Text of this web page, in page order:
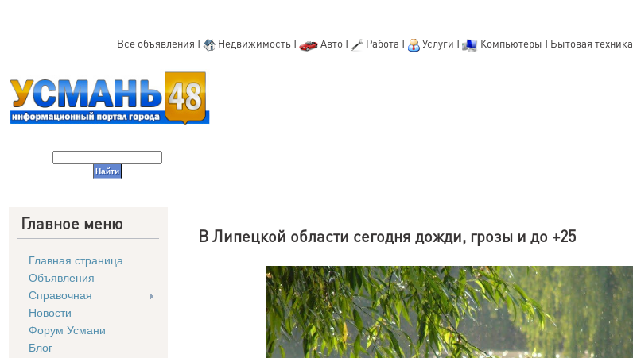
Все объявления | Недвижимость | Авто| Работа | Услуги | Компьютеры | Бытовая техника
Главное меню
Главная страница
Объявления
Справочная
Новости
Форум Усмани
Блог
В Липецкой области сегодня дожди, грозы и до +25